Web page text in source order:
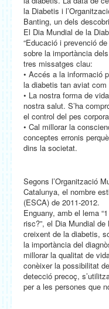
la Diabetis i
Banting, un dels
El Dia Mundial de la
“Educació i prevenció
sobre la importància
tres missatges clau:
• Accés a la informació
la diabetis tan aviat
• La nostra forma de
nostra salut. S’ha
el control del pes
• Cal millorar la
conceptes erronis
dins la societat.
Segons l’Organització
Catalunya, el nombre
(ESCA) de 2011-2012.
Enguany, amb el lema
risc?”, el Dia Mundial
creixent de la diabetis,
la importància del
millorar la qualitat de
conèixer la possibilitat
detecció precoç,
per a les persones que